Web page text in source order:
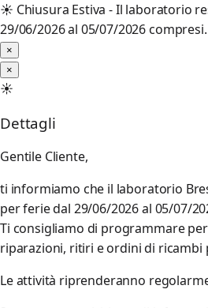
☀️ Chiusura Estiva - Il laboratorio
29/06/2026 al 05/07/2026 compresi.
×
×
☀️
Dettagli
Gentile Cliente,
ti informiamo che il laboratorio
per ferie dal 29/06/2026 al 05/07/
Ti consigliamo di programmare
riparazioni, ritiri e ordini di ricambi
Le attività riprenderanno